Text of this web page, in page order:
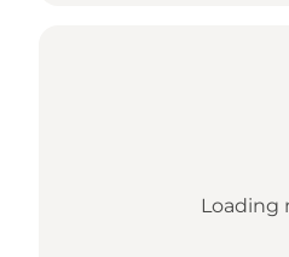
Loading